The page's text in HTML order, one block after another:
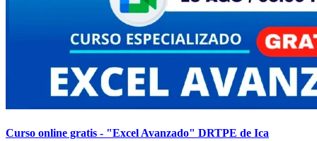
Curso online gratis - "Excel Avanzado" DRTPE de Ica